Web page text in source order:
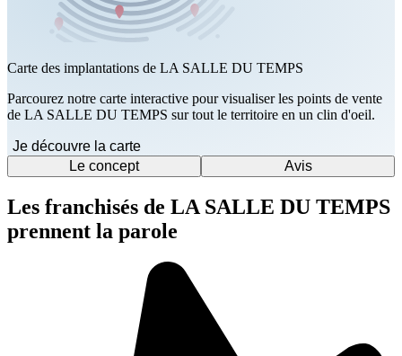
Carte des implantations de LA SALLE DU TEMPS
Parcourez notre carte interactive pour visualiser les points de vente
de LA SALLE DU TEMPS sur tout le territoire en un clin d'oeil.
Je découvre la carte
Le concept
Avis
Les franchisés de LA SALLE DU TEMPS
prennent la parole